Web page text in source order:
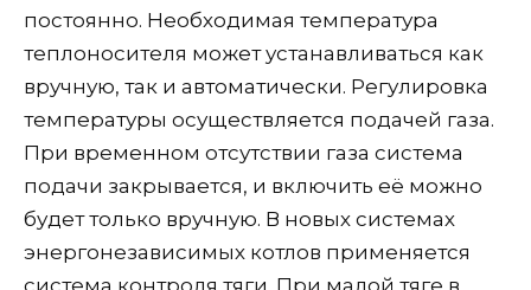
постоянно. Необходимая температура
теплоносителя может устанавливаться как
вручную, так и автоматически. Регулировка
температуры осуществляется подачей газа.
При временном отсутствии газа система
подачи закрывается, и включить её можно
будет только вручную. В новых системах
энергонезависимых котлов применяется
система контроля тяги. При малой тяге в